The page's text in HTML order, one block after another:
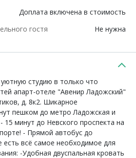
Доплата включена в стоимость
гостя
Не нужна
студию в только что
апарт-отеле "Авенир Ладожский"
д. 8к2. Шикарное
пешком до метро Ладожская и
15 минут до Невского проспекта на
- Прямой автобус до
есть всё самое необходимое для
-Удобная двуспальная кровать